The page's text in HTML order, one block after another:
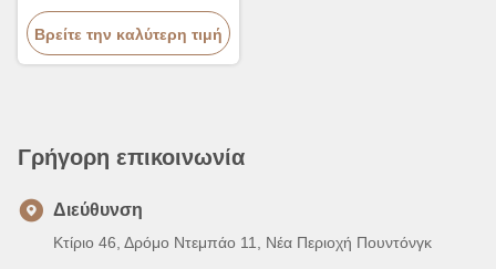
Πάνω Περγόλα Καταστήματα
Γκαζέμπο Τέντα
365*600*292cm
Βρείτε την καλύτερη τιμή
Γρήγορη επικοινωνία
Διεύθυνση
Κτίριο 46, Δρόμο Ντεμπάο 11, Νέα Περιοχή Πουντόνγκ